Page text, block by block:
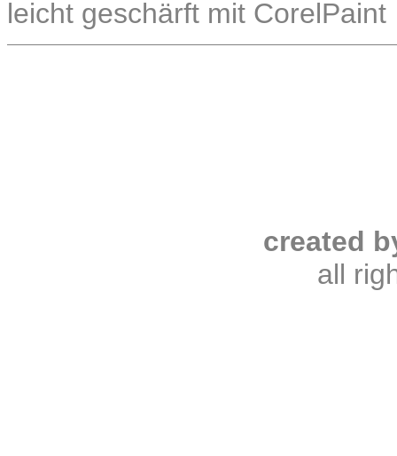
leicht geschärft mit CorelPaint
created
all